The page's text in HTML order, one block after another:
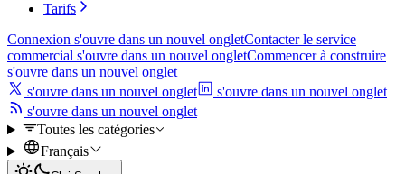
Tarifs
Connexion s'ouvre dans un nouvel ongletContacter le service
commercial s'ouvre dans un nouvel ongletCommencer à construire
s'ouvre dans un nouvel onglet
s'ouvre dans un nouvel onglet
s'ouvre dans un nouvel onglet
s'ouvre dans un nouvel onglet
Toutes les catégories
Français